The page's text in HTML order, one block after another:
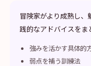
冒険家がより成熟し
践的なアドバイスをま
強みを活かす具体的
弱点を補う訓練法